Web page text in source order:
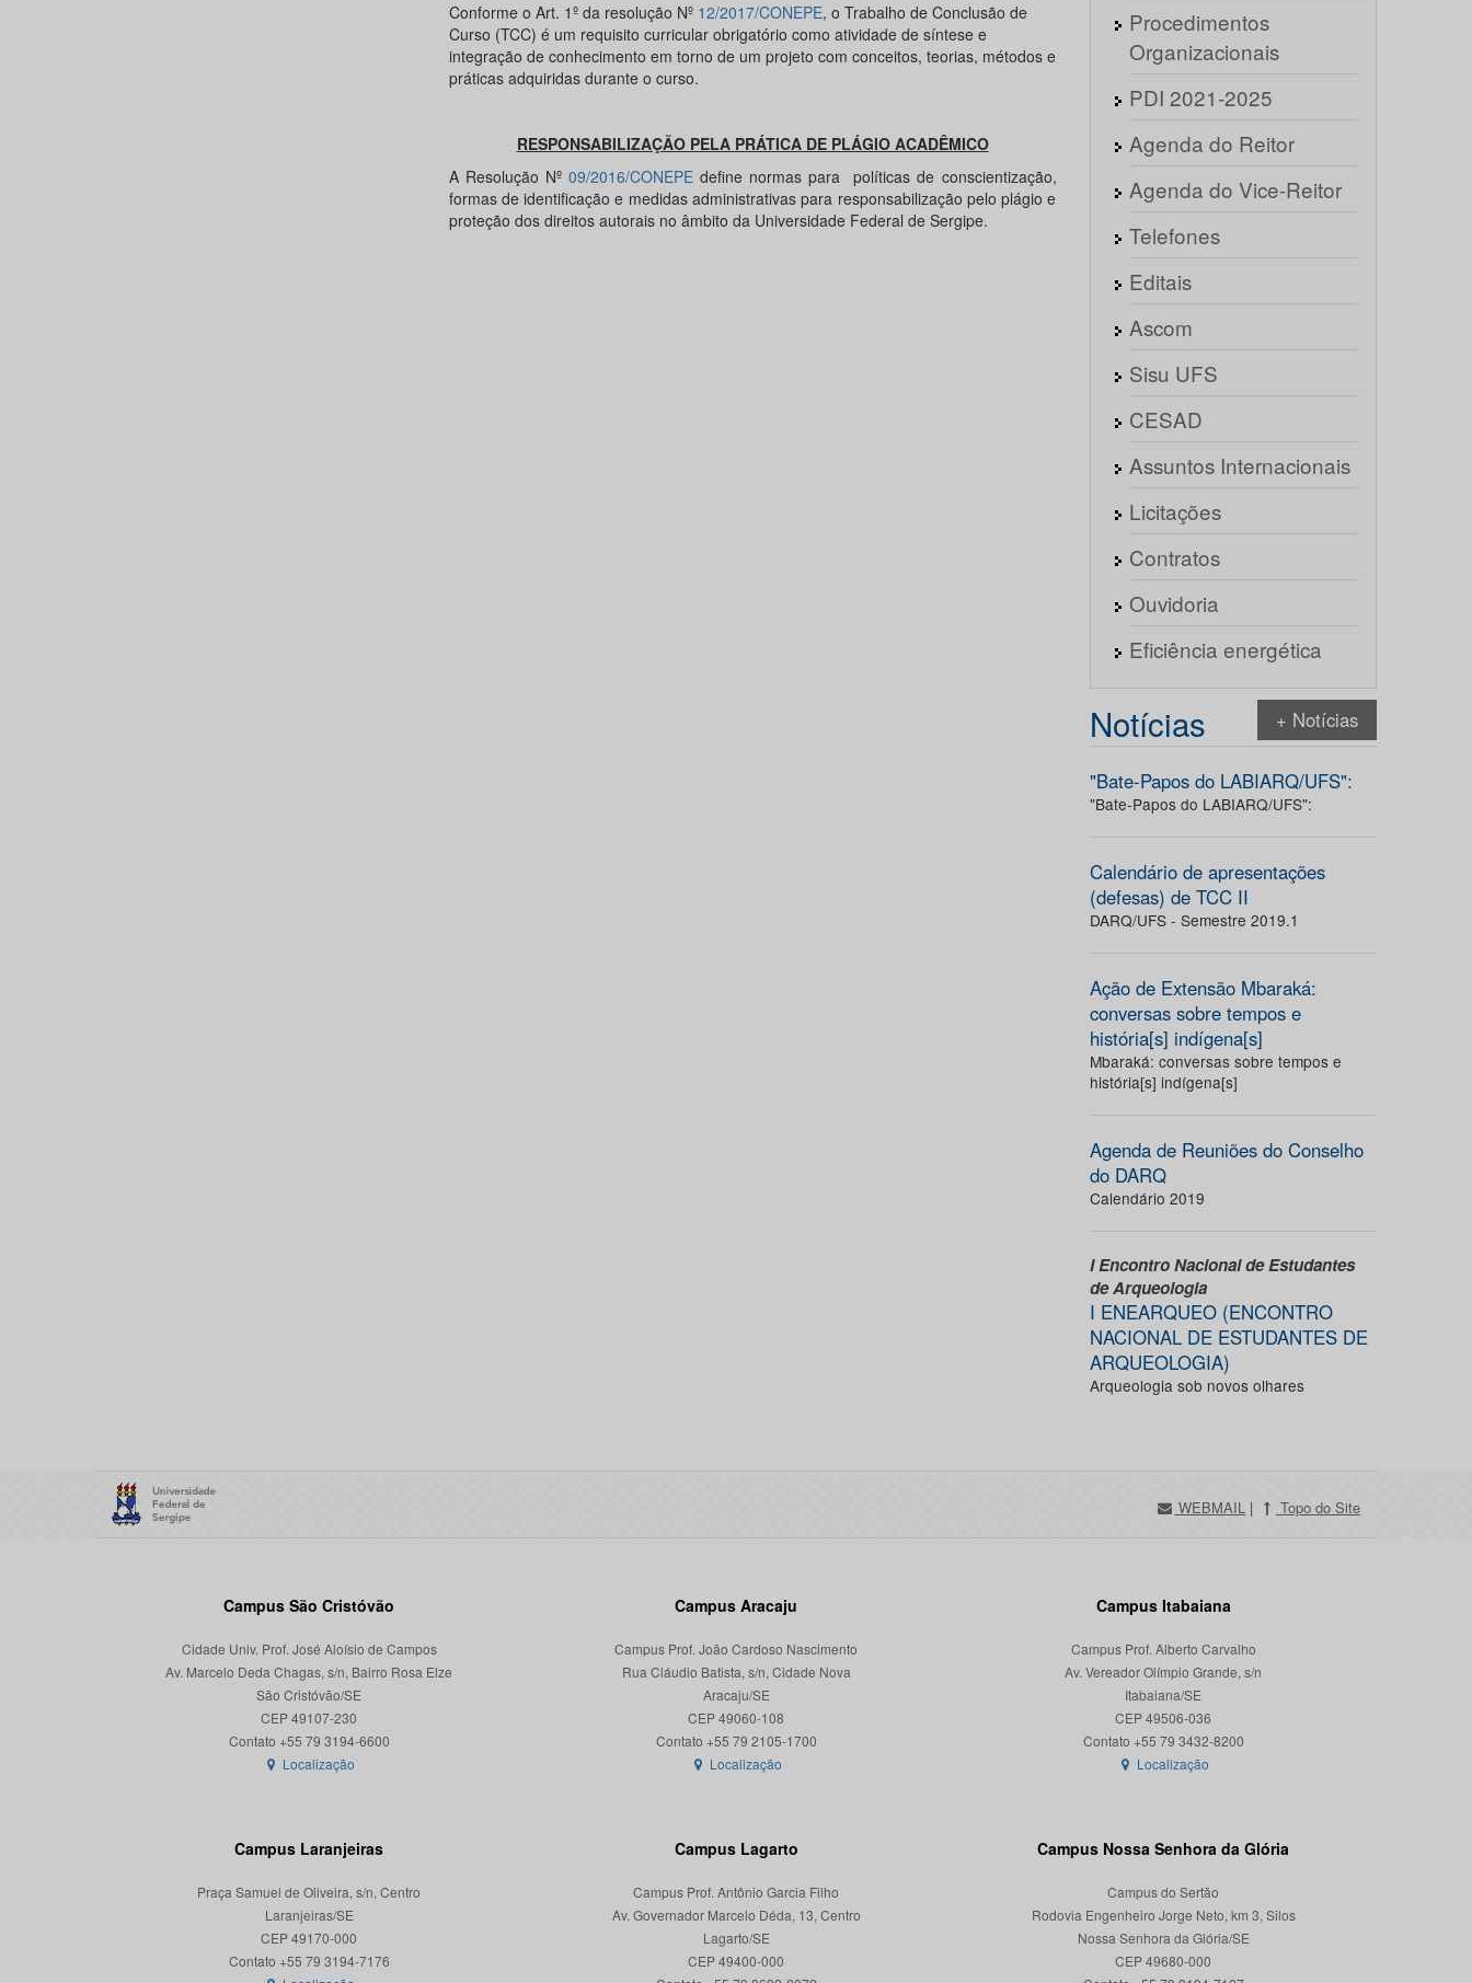
Conforme o Art. 1º da resolução Nº 12/2017/CONEPE, o Trabalho de Conclusão de
Curso (TCC) é um requisito curricular obrigatório como atividade de síntese e
integração de conhecimento em torno de um projeto com conceitos, teorias, métodos e
práticas adquiridas durante o curso.
RESPONSABILIZAÇÃO PELA PRÁTICA DE PLÁGIO ACADÊMICO
A Resolução Nº 09/2016/CONEPEdefine normas para políticas de conscientização,
formas de identificação e medidas administrativas para responsabilização pelo plágio e
proteção dos direitos autorais no âmbito da Universidade Federal de Sergipe.
Procedimentos
Organizacionais
PDI 2021-2025
Agenda do Reitor
Agenda do Vice-Reitor
Telefones
Editais
Ascom
Sisu UFS
CESAD
Assuntos Internacionais
Licitações
Contratos
Ouvidoria
Eficiência energética
Notícias + Notícias
"Bate-Papos do LABIARQ/UFS":
"Bate-Papos do LABIARQ/UFS":
Calendário de apresentações
(defesas) de TCC II
DARQ/UFS - Semestre 2019.1
Ação de Extensão Mbaraká:
conversas sobre tempos e
história[s] indígena[s]
Mbaraká: conversas sobre tempos e
história[s] indígena[s]
Agenda de Reuniões do Conselho
do DARQ
Calendário 2019
I Encontro Nacional de Estudantes
de Arqueologia
I ENEARQUEO (ENCONTRO
NACIONAL DE ESTUDANTES DE
ARQUEOLOGIA)
Arqueologia sob novos olhares
WEBMAIL | Topo do Site
Campus São Cristóvão
Cidade Univ. Prof. José Aloísio de Campos
Av. Marcelo Deda Chagas, s/n, Bairro Rosa Elze
São Cristóvão/SE
CEP 49107-230
Localização
Campus Aracaju
Campus Prof. João Cardoso Nascimento
Rua Cláudio Batista, s/n, Cidade Nova
Aracaju/SE
CEP 49060-108
Localização
Campus Itabaiana
Campus Prof. Alberto Carvalho
Av. Vereador Olímpio Grande, s/n
Itabaiana/SE
CEP 49506-036
Localização
Campus Laranjeiras
Praça Samuel de Oliveira, s/n, Centro
Laranjeiras/SE
CEP 49170-000
Campus Lagarto
Campus Prof. Antônio Garcia Filho
Av. Governador Marcelo Déda, 13, Centro
Lagarto/SE
CEP 49400-000
Campus Nossa Senhora da Glória
Campus do Sertão
Rodovia Engenheiro Jorge Neto, km 3, Silos
Nossa Senhora da Glória/SE
CEP 49680-000